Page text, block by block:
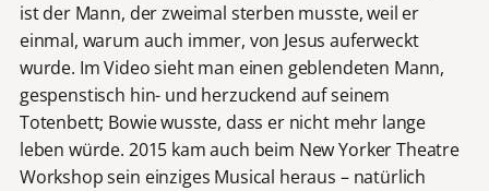
ist der Mann, der zweimal sterben musste, weil er
einmal, warum auch immer, von Jesus auferweckt
wurde. Im Video sieht man einen geblendeten Mann,
gespenstisch hin- und herzuckend auf seinem
Totenbett; Bowie wusste, dass er nicht mehr lange
leben würde. 2015 kam auch beim New Yorker Theatre
Workshop sein einziges Musical heraus – natürlich